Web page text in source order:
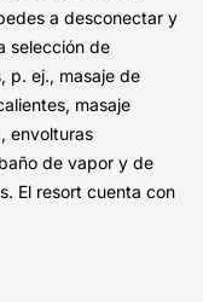
a desconectar y
selección de
p. ej., masaje de
masaje
envolturas
de vapor y de
El resort cuenta con